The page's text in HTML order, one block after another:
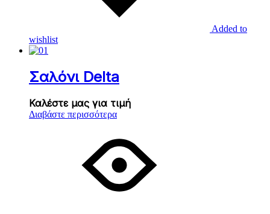
Added to
wishlist
Σαλόνι Delta
Καλέστε μας για τιμή
Διαβάστε περισσότερα